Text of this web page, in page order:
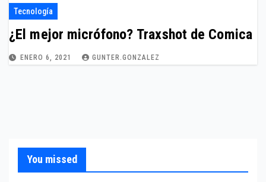
Tecnología
¿El mejor micrófono? Traxshot de Comica
ENERO 6, 2021 GUNTER.GONZALEZ
You missed